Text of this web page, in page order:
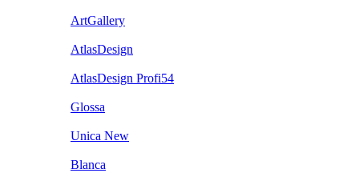
ArtGallery
AtlasDesign
AtlasDesign Profi54
Glossa
Unica New
Blanca